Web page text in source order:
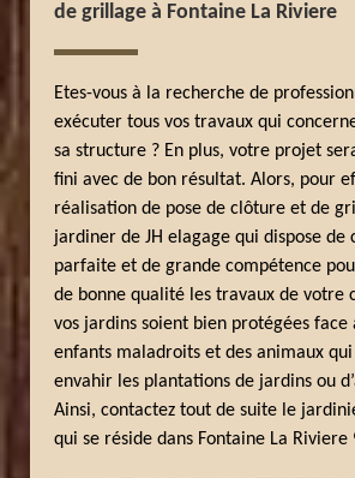
de grillage à Fontaine La Riviere
Etes-vous à la recherche de
exécuter tous vos travaux qui
sa structure ? En plus, votre projet
fini avec de bon résultat. Alors, pour
réalisation de pose de clôture et de
jardiner de JH elagage qui dispose de
parfaite et de grande compétence
de bonne qualité les travaux de votre
vos jardins soient bien protégées face
enfants maladroits et des animaux
envahir les plantations de jardins ou
Ainsi, contactez tout de suite le
qui se réside dans Fontaine La Riviere